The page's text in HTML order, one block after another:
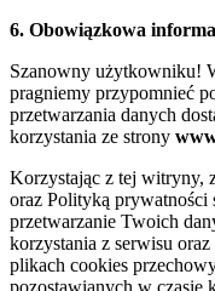
6. Obowiązkowa
Szanowny użytkowniku!
pragniemy przypomnieć
przetwarzania danych
korzystania ze strony
Korzystając z tej witryny,
oraz Polityką prywatności
przetwarzanie Twoich
korzystania z serwisu
plikach cookies
pozostawianych w czasie